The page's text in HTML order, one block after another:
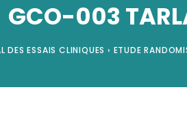
GCO-003
DES ESSAIS CLINIQUES › ETUDE